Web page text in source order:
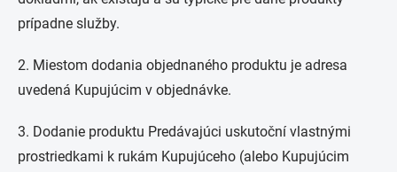
prípadne služby.
2. Miestom dodania objednaného produktu je adresa
uvedená Kupujúcim v objednávke.
3. Dodanie produktu Predávajúci uskutoční vlastnými
prostriedkami k rukám Kupujúceho (alebo Kupujúcim